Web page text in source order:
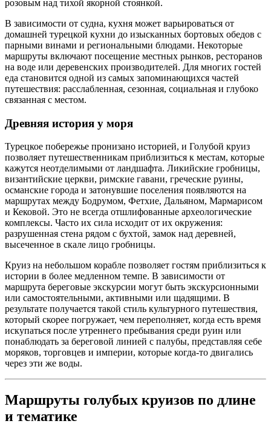
розовым над тихой якорной стоянкой.
В зависимости от судна, кухня может варьироваться от
домашней турецкой кухни до изысканных бортовых обедов с
парными винами и региональными блюдами. Некоторые
маршруты включают посещение местных рынков, ресторанов
на воде или деревенских производителей. Для многих гостей
еда становится одной из самых запоминающихся частей
путешествия: расслабленная, сезонная, социальная и глубоко
связанная с местом.
Древняя история у моря
Турецкое побережье пронизано историей, и Голубой круиз
позволяет путешественникам приблизиться к местам, которые
кажутся неотделимыми от ландшафта. Ликийские гробницы,
византийские церкви, римские гавани, греческие руины,
османские города и затонувшие поселения появляются на
маршрутах между Бодрумом, Фетхие, Дальяном, Мармарисом
и Кековой. Это не всегда отшлифованные археологические
комплексы. Часто их сила исходит от их окружения:
разрушенная стена рядом с бухтой, замок над деревней,
высеченное в скале лицо гробницы.
Круиз на небольшом корабле позволяет гостям приблизиться к
истории в более медленном темпе. В зависимости от
маршрута береговые экскурсии могут быть экскурсионными
или самостоятельными, активными или щадящими. В
результате получается такой стиль культурного путешествия,
который скорее погружает, чем переполняет, когда есть время
искупаться после утреннего пребывания среди руин или
понаблюдать за береговой линией с палубы, представляя себе
моряков, торговцев и империи, которые когда-то двигались
через эти же воды.
Маршруты голубых круизов по длине
и тематике